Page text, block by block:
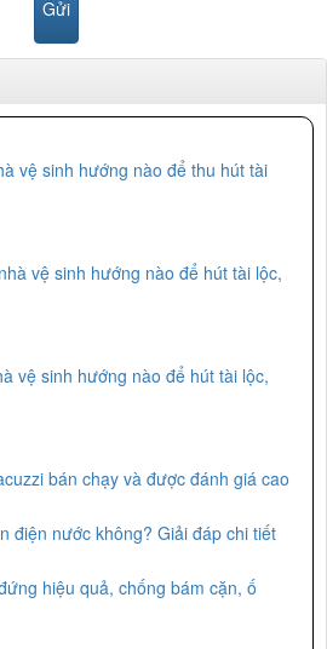
vệ sinh hướng nào để thu hút tài
vệ sinh hướng nào để hút tài lộc,
vệ sinh hướng nào để hút tài lộc,
bán chạy và được đánh giá cao
điện nước không? Giải đáp chi tiết
hiệu quả, chống bám cặn, ố